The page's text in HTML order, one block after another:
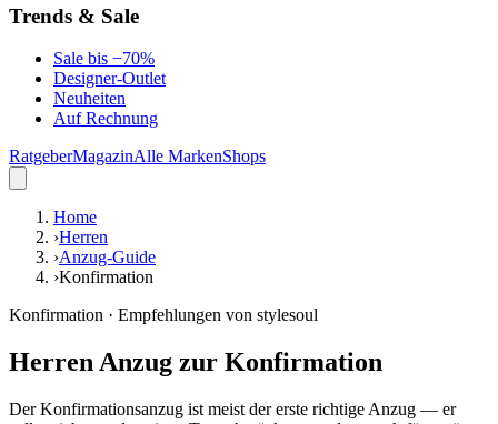
Trends & Sale
Sale bis −70%
Designer-Outlet
Neuheiten
Auf Rechnung
RatgeberMagazinAlle MarkenShops
Home
›Herren
›Anzug-Guide
›Konfirmation
Konfirmation · Empfehlungen von stylesoul
Herren Anzug zur Konfirmation
Der Konfirmationsanzug ist meist der erste richtige Anzug — er